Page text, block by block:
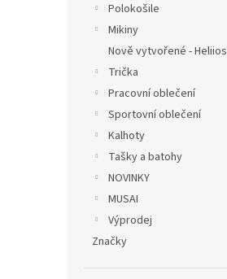
Polokošile
Mikiny
Nově vytvořené - Heliios
Trička
Pracovní oblečení
Sportovní oblečení
Kalhoty
Tašky a batohy
NOVINKY
MUSAI
Výprodej
Značky